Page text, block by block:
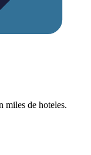
miles de hoteles.